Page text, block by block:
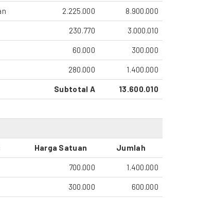
2.225.000 8.900.000
230.770 3.000.010
60.000 300.000
280.000 1.400.000
Subtotal A 13.600.010
Harga Satuan Jumlah
700.000 1.400.000
300.000 600.000